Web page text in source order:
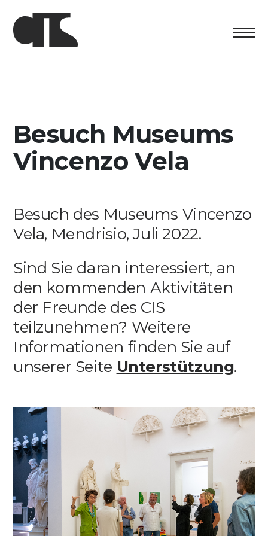
Kulturelles Programm
Artists in Residence
Vermietung
Media
DE
Besuch Museums
Vincenzo Vela
Besuch des Museums Vincenzo
Vela, Mendrisio, Juli 2022.
Sind Sie daran interessiert, an
den kommenden Aktivitäten
der Freunde des CIS
teilzunehmen? Weitere
Informationen finden Sie auf
unserer Seite Unterstützung.